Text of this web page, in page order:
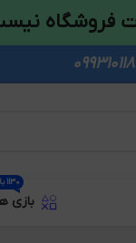
بازی
1130 بازی اورجینال
فروشگاه